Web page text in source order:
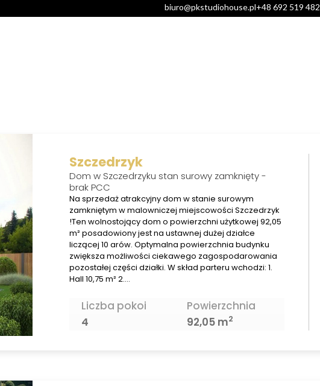
biuro@pkstudiohouse.pl+48 692 519 482
Szczedrzyk
Dom w Szczedrzyku stan surowy zamknięty -
brak PCC
Na sprzedaż atrakcyjny dom w stanie surowym
zamkniętym w malowniczej miejscowości Szczedrzyk
!Ten wolnostojący dom o powierzchni użytkowej 92,05
m² posadowiony jest na ustawnej dużej działce
liczącej 10 arów. Optymalna powierzchnia budynku
zwiększa możliwości ciekawego zagospodarowania
pozostałej części działki. W skład parteru wchodzi: 1.
Hall 10,75 m² 2.…
Liczba pokoi
4
Powierzchnia
92,05 m2